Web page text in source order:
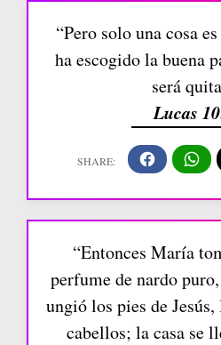
“Pero solo una cosa
ha escogido la buena
será
Lucas
“Entonces María
perfume de nardo
ungió los pies de
cabellos; la casa se